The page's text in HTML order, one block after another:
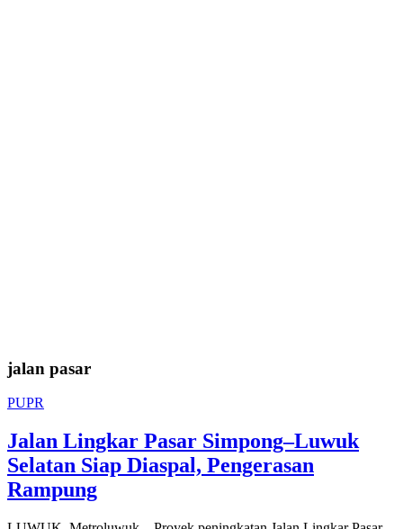
jalan pasar
PUPR
Jalan Lingkar Pasar Simpong–Luwuk
Selatan Siap Diaspal, Pengerasan
Rampung